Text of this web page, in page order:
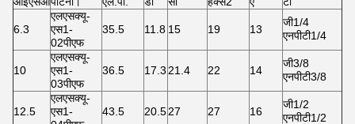
6.3
एलएसक्यू-
एस1-
02पीएफ
35.5 11.8 15 19 13
जी1/4
एनपीटी1/4
10
एलएसक्यू-
एस1-
03पीएफ
36.5 17.321.4 22 14
जी3/8
एनपीटी3/8
12.5
एलएसक्यू-
एस1-
43.5 20.527 27 16
जी1/2
एनपीटी1/2